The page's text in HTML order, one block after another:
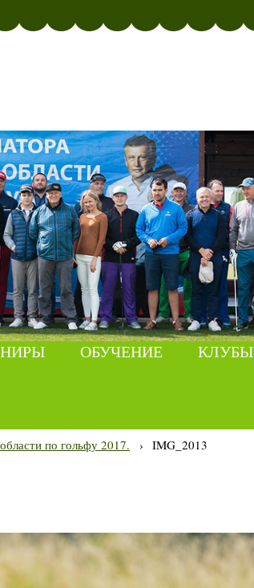
ОБУЧЕНИЕ КЛУБЫ
по гольфу 2017. › IMG_2013